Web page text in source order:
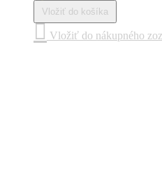
Vložiť do košíka
Vložiť do nákupného